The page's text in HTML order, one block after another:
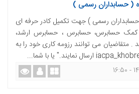
( حسابداران رسمی )
رسمی ) جهت تکمیل کادر حرفه ای
حسابرس، حسابرس ، حسابرس ارشد،
متقاضیان می توانند رزومه کاری خود را به